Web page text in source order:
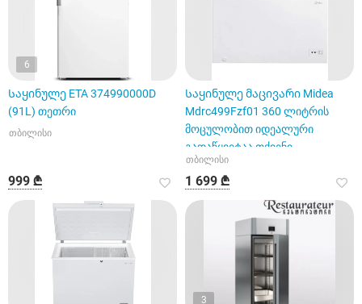
6
Საყინულე ETA 374990000D
(91L) თეთრი
თბილისი
999 ₾
Საყინულე მაცივარი Midea
Mdrc499Fzf01 360 ლიტრის
მოცულობით იდეალური
გადაწყვეტაა თქვენი
სახლისთვის
თბილისი
1 699 ₾
3